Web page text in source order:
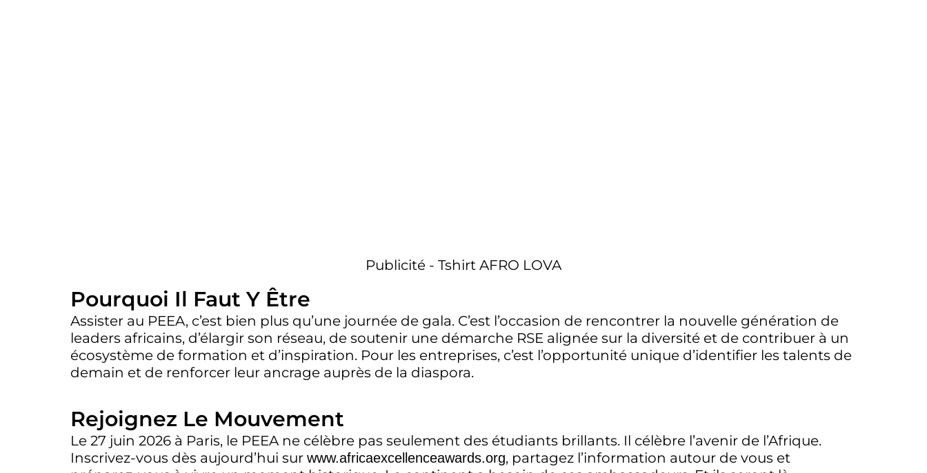
Publicité - Tshirt AFRO LOVA
Pourquoi Il Faut Y Être
Assister au PEEA, c’est bien plus qu’une journée de gala. C’est l’occasion de rencontrer la nouvelle génération de
leaders africains, d’élargir son réseau, de soutenir une démarche RSE alignée sur la diversité et de contribuer à un
écosystème de formation et d’inspiration. Pour les entreprises, c’est l’opportunité unique d’identifier les talents de
demain et de renforcer leur ancrage auprès de la diaspora.
Rejoignez Le Mouvement
Le 27 juin 2026 à Paris, le PEEA ne célèbre pas seulement des étudiants brillants. Il célèbre l’avenir de l’Afrique.
Inscrivez-vous dès aujourd’hui sur www.africaexcellenceawards.org, partagez l’information autour de vous et